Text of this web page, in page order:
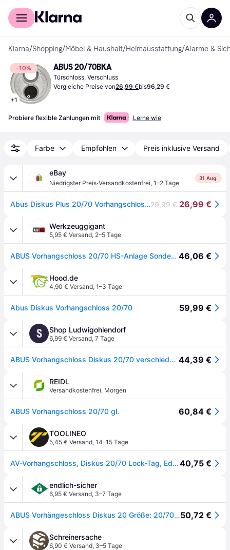
Für Shopper
Klarna/Shopping/Möbel & Haushalt/Heimausstattung/Alarme &
-10%
+1
ABUS 20/70BKA
Türschloss, Verschluss
Vergleiche Preise von26,99 €bis96,29 €
Probiere flexible Zahlungen mit Lerne wie
Farbe Empfohlen Preis inklusive Versand
eBay
Niedrigster Preis·Versandkostenfrei, 1–2 Tage
31 Aug.
Abus Diskus Plus 20/70 Vorhangschloss Verschiedenschließend 2 Schlüssel Codecard29,99 € 26,99 €
Werkzeuggigant
5,95 € Versand, 2–5 Tage
ABUS Vorhangschloss 20/70 HS-Anlage Sonderproduktion 46,06 €
Hood.de
4,90 € Versand, 1–3 Tage
Abus Diskus Vorhangschloss 20/70 59,99 €
S Shop Ludwigohlendorf
6,99 € Versand, 7 Tage
ABUS Vorhangschloss Diskus 20/70 verschiedenschließend 44,39 €
REIDL
Versandkostenfrei, Morgen
ABUS Vorhangschloss 20/70 gl. 60,84 €
TOOLINEO
5,45 € Versand, 14–15 Tage
AV-Vorhangschloss, Diskus 20/70 Lock-Tag, Edelstahl40,75 €
endlich-sicher
6,95 € Versand, 3–7 Tage
ABUS Vorhängeschloss Diskus 20 Größe: 20/70|Schließung: verschiedenschließend50,72 €
Schreinersache
6,90 € Versand, 3–5 Tage